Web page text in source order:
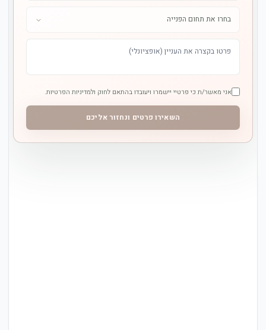
אני מאשר/ת כי פרטיי יישמרו ויעובדו בהתאם לחוק ולמדיניות הפרטיות.
השאירו פרטים ונחזור אליכם